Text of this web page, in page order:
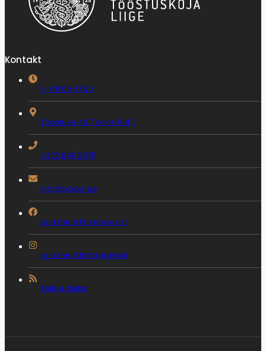
Kontakt
E-R 9:00-17:00
Tööstuse 43, Tallinn 10411
+372 646 2875
info@papiir.ee
Leia meid Facebookist
Leia meid Instagramist
Telli uudiskiri